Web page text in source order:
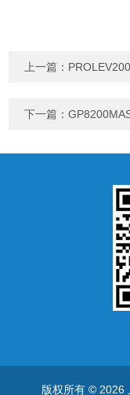
上一篇：
下一篇：
版权所有 © 2026